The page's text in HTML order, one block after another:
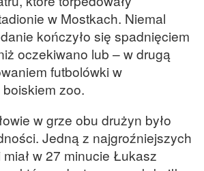
w Mostkach. Niemal
kończyło się spadnięciem
oczekiwano lub – w drugą
futbolówki w
zoo.
w grze obu drużyn było
Jedną z najgroźniejszych
w 27 minucie Łukasz